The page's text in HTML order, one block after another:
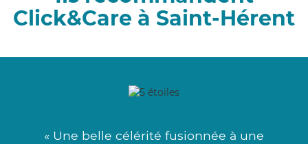
Click&Care à Saint-Hérent
« Une belle célérité fusionnée à une